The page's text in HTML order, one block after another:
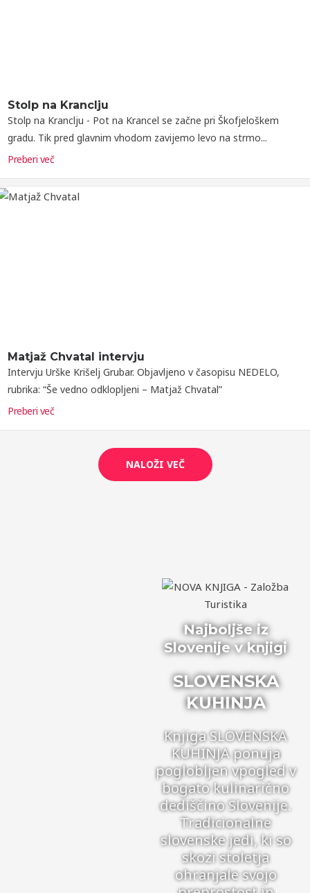
Stolp na Kranclju
Stolp na Kranclju - Pot na Krancel se začne pri Škofjeloškem
gradu. Tik pred glavnim vhodom zavijemo levo na strmo...
Preberi več
Matjaž Chvatal intervju
Intervju Urške Krišelj Grubar. Objavljeno v časopisu NEDELO,
rubrika: “Še vedno odklopljeni – Matjaž Chvatal”
Preberi več
NALOŽI VEČ
Najboljše iz
Slovenije v knjigi
SLOVENSKA
KUHINJA
Knjiga SLOVENSKA
KUHINJA ponuja
poglobljen vpogled v
bogato kulinarično
dediščino Slovenije.
Tradicionalne
slovenske jedi, ki so
skozi stoletja
ohranjale svojo